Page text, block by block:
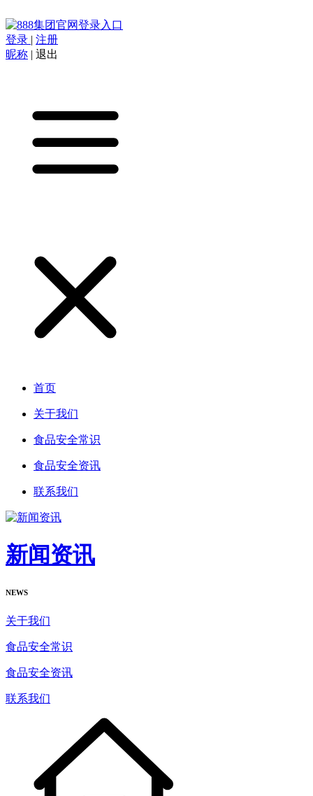
登录 | 注册
昵称 | 退出
首页
关于我们
食品安全常识
食品安全资讯
联系我们
新闻资讯
NEWS
关于我们
食品安全常识
食品安全资讯
联系我们